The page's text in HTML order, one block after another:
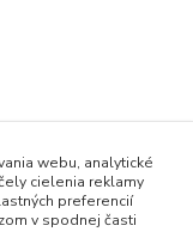
webu, analytické
cielenia reklamy
preferencií
v spodnej časti